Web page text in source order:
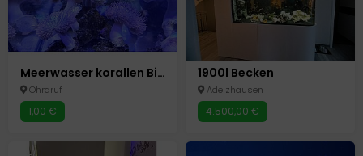
Meerwasser korallen Biete
Ohrdruf
1,00 €
1900l Becken
Adelzhausen
4.500,00 €